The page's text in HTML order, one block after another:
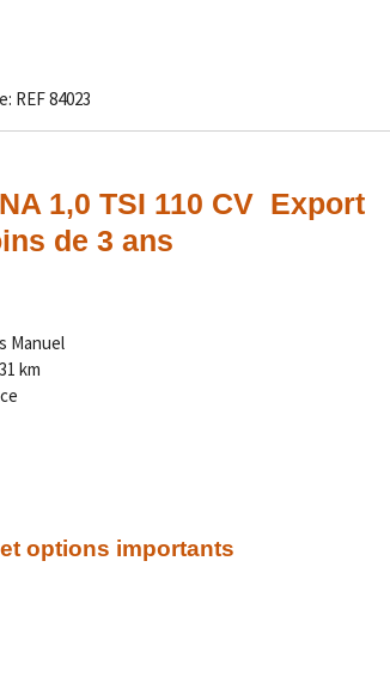
REF 84023
1,0 TSI 110 CV Export
de 3 ans
Manuel
km
options importants